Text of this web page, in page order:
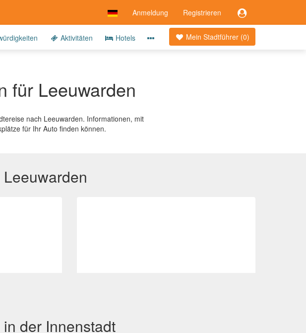
Anmeldung Registrieren
Mein Stadtführer (0)
Aktivitäten Hotels
für Leeuwarden
nach Leeuwarden. Informationen, mit
für Ihr Auto finden können.
der Innenstadt